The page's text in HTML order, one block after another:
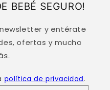
BEBÉ SEGURO!
y entérate
ofertas y mucho
política de privacidad.